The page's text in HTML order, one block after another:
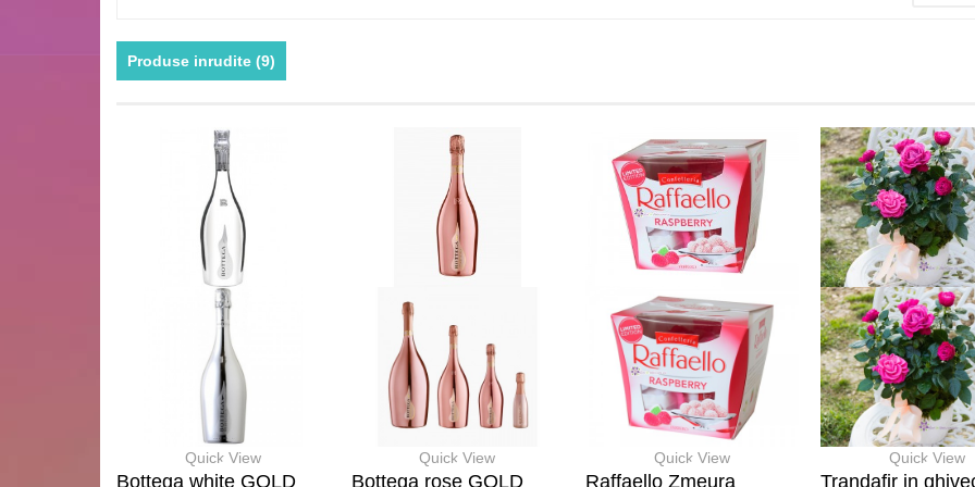
Produse inrudite (9)
Quick View
Bottega white GOLD
Quick View
Bottega rose GOLD
Quick View
Raffaello Zmeura
Quick View
Trandafir in